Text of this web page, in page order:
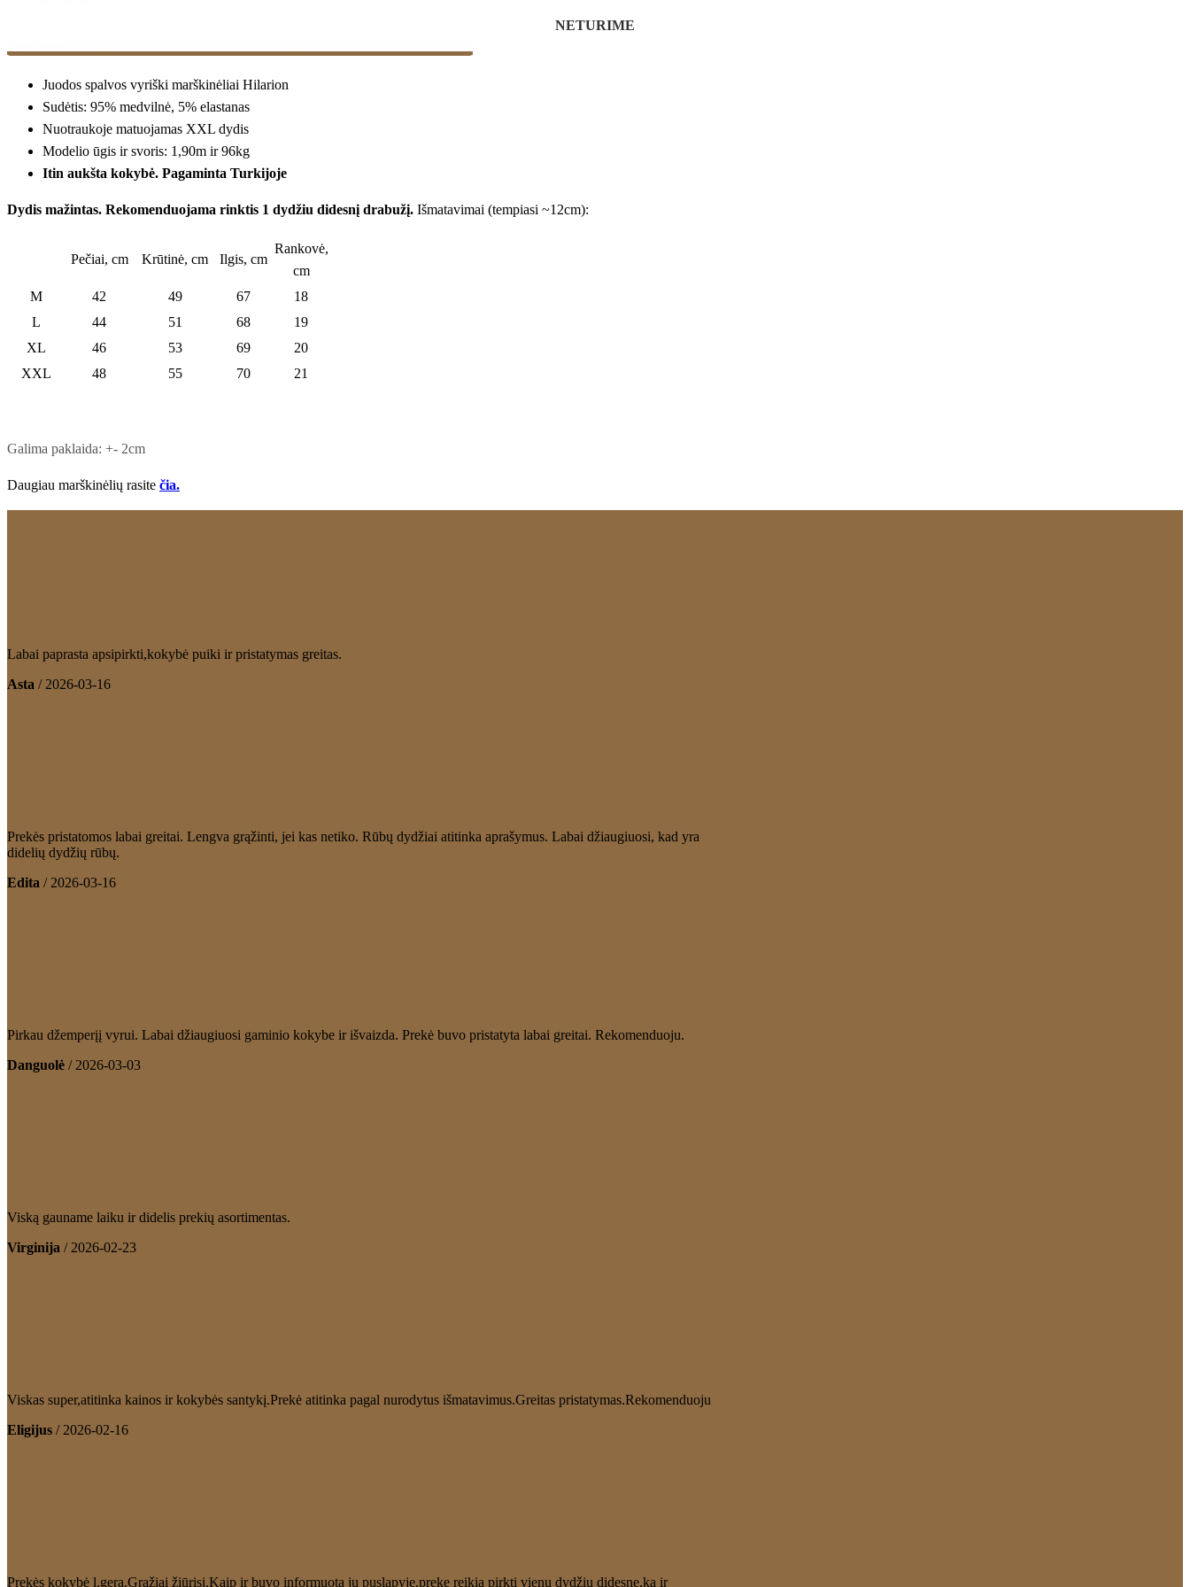
Kilo klausimų? Spauskite ir raskite atsakymus į dažniausiai užduodamus klausimus.
Juodos spalvos vyriški marškinėliai Hilarion
Sudėtis: 95% medvilnė, 5% elastanas
Nuotraukoje matuojamas XXL dydis
Modelio ūgis ir svoris: 1,90m ir 96kg
Itin aukšta kokybė. Pagaminta Turkijoje
Dydis mažintas. Rekomenduojama rinktis 1 dydžiu didesnį drabužį. Išmatavimai (tempiasi ~12cm):
Pečiai, cm Krūtinė, cm Ilgis, cm
Rankovė,
cm
M
42 49 67
18
L
44 51 68
19
XL
46 53 69
20
XXL
48 55 70 21
Galima paklaida: +- 2cm
Daugiau marškinėlių rasite čia.
Labai paprasta apsipirkti,kokybė puiki ir pristatymas greitas.
Asta / 2026-03-16
Prekės pristatomos labai greitai. Lengva grąžinti, jei kas netiko. Rūbų dydžiai atitinka aprašymus. Labai džiaugiuosi, kad yra
didelių dydžių rūbų.
Edita / 2026-03-16
Pirkau džemperįį vyrui. Labai džiaugiuosi gaminio kokybe ir išvaizda. Prekė buvo pristatyta labai greitai. Rekomenduoju.
Danguolė / 2026-03-03
Viską gauname laiku ir didelis prekių asortimentas.
Virginija / 2026-02-23
Viskas super,atitinka kainos ir kokybės santykį.Prekė atitinka pagal nurodytus išmatavimus.Greitas pristatymas.Rekomenduoju
Eligijus / 2026-02-16
Prekės kokybė l.gera.Gražiai žiūrisi.Kaip ir buvo informuota jų puslapyje,prekę reikia pirkti vienu dydžiu didesnę,ką ir
NETURIME
NETURIME
NETURIME